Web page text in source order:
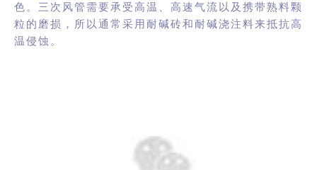
色。三次风管需要承受高温、高速气流以及携带熟料颗
粒的磨损，所以通常采用耐碱砖和耐碱浇注料来抵抗高
温侵蚀。